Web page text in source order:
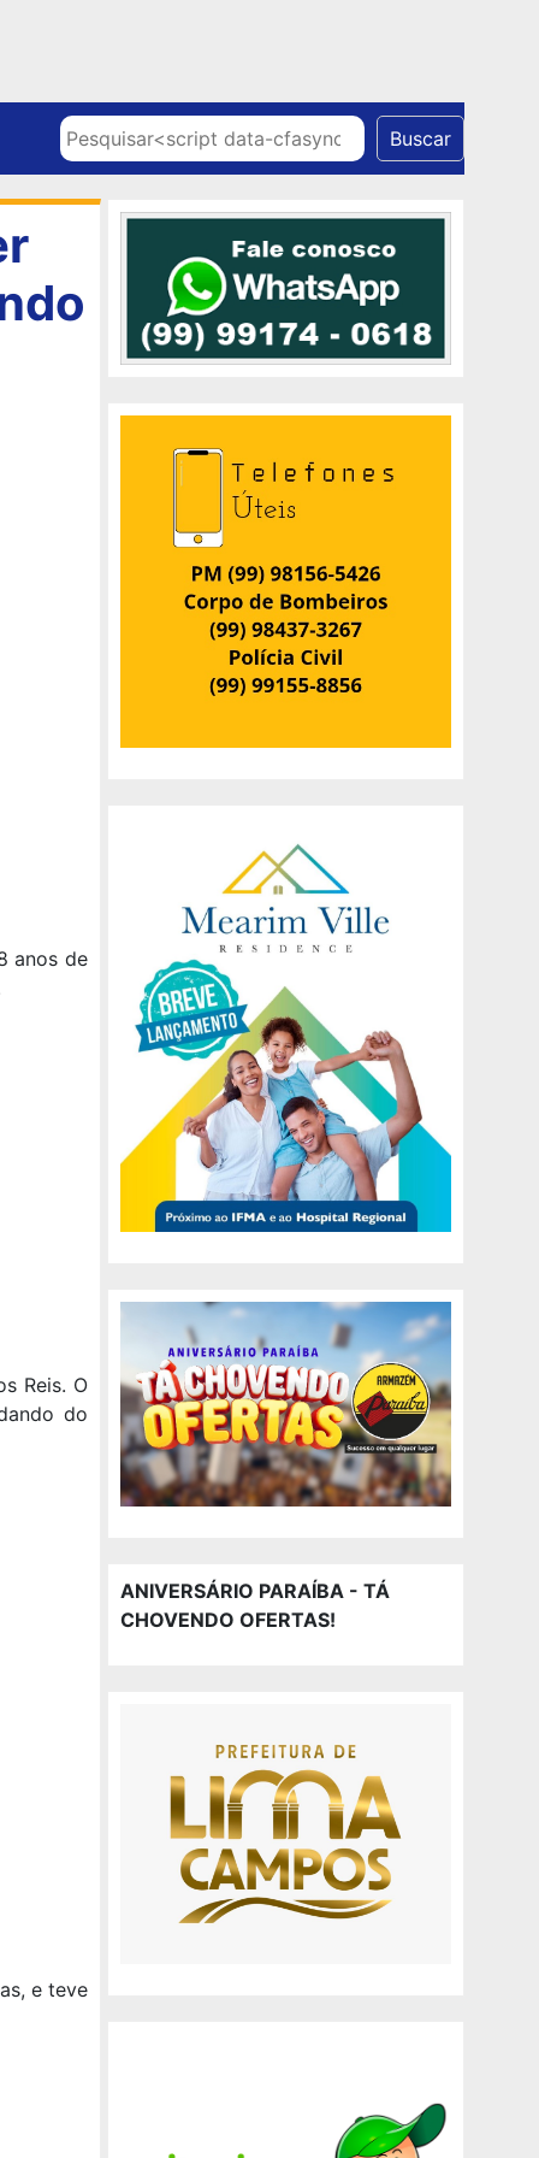
Pesquisar Buscar
anos de
Reis. O
do
e teve
ANIVERSÁRIO PARAÍBA - TÁ
CHOVENDO OFERTAS!